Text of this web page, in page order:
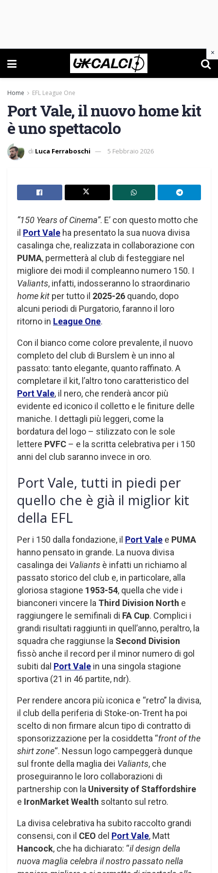
Home EFL League One
Port Vale, il nuovo home kit
è uno spettacolo
di Luca Ferraboschi 5 Febbraio 2026
“150 Years of Cinema”. E’ con questo motto che
il Port Vale ha presentato la sua nuova divisa
casalinga che, realizzata in collaborazione con
PUMA, permetterà al club di festeggiare nel
migliore dei modi il compleanno numero 150. I
Valiants, infatti, indosseranno lo straordinario
home kit per tutto il 2025-26 quando, dopo
alcuni periodi di Purgatorio, faranno il loro
ritorno in League One.
Con il bianco come colore prevalente, il nuovo
completo del club di Burslem è un inno al
passato: tanto elegante, quanto raffinato. A
completare il kit, l’altro tono caratteristico del
Port Vale, il nero, che renderà ancor più
evidente ed iconico il colletto e le finiture delle
maniche. I dettagli più leggeri, come la
bordatura del logo – stilizzato con le sole
lettere PVFC – e la scritta celebrativa per i 150
anni del club saranno invece in oro.
Port Vale, tutti in piedi per
quello che è già il miglior kit
della EFL
Per i 150 dalla fondazione, il Port Vale e PUMA
hanno pensato in grande. La nuova divisa
casalinga dei Valiants è infatti un richiamo al
passato storico del club e, in particolare, alla
gloriosa stagione 1953-54, quella che vide i
bianconeri vincere la Third Division North e
raggiungere le semifinali di FA Cup. Complici i
grandi risultati raggiunti in quell’anno, peraltro, la
squadra che raggiunse la Second Division
fissò anche il record per il minor numero di gol
subiti dal Port Vale in una singola stagione
sportiva (21 in 46 partite, ndr).
Per rendere ancora più iconica e “retro” la divisa,
il club della periferia di Stoke-on-Trent ha poi
scelto di non firmare alcun tipo di contratto di
sponsorizzazione per la cosiddetta “front of the
shirt zone“. Nessun logo campeggerà dunque
sul fronte della maglia dei Valiants, che
proseguiranno le loro collaborazioni di
partnership con la University of Staffordshire
e IronMarket Wealth soltanto sul retro.
La divisa celebrativa ha subito raccolto grandi
consensi, con il CEO del Port Vale, Matt
Hancock, che ha dichiarato: “il design della
nuova maglia celebra il nostro passato nella
×